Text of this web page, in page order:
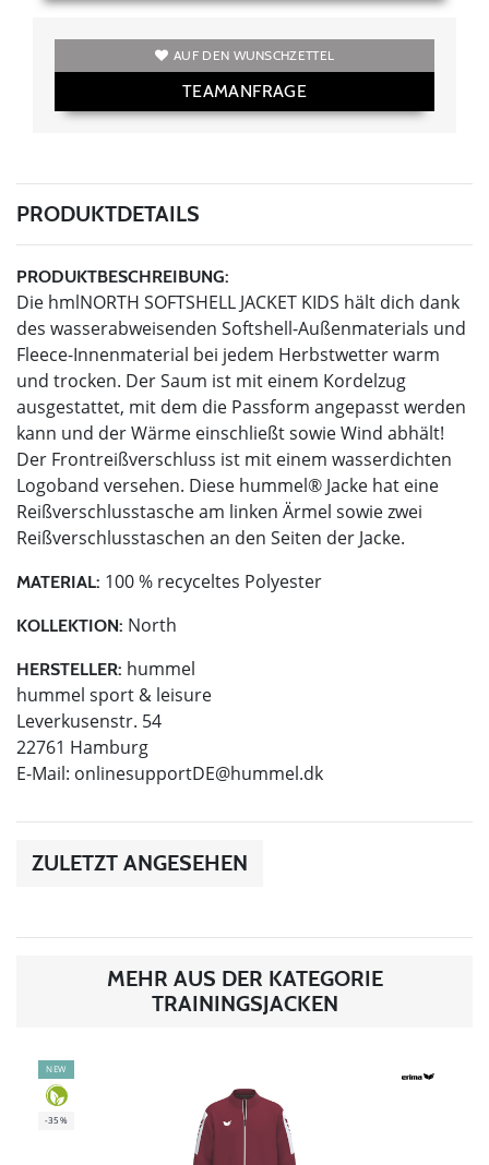
AUF DEN WUNSCHZETTEL
TEAMANFRAGE
PRODUKTDETAILS
PRODUKTBESCHREIBUNG:
Die hmlNORTH SOFTSHELL JACKET KIDS hält dich dank
des wasserabweisenden Softshell-Außenmaterials und
Fleece-Innenmaterial bei jedem Herbstwetter warm
und trocken. Der Saum ist mit einem Kordelzug
ausgestattet, mit dem die Passform angepasst werden
kann und der Wärme einschließt sowie Wind abhält!
Der Frontreißverschluss ist mit einem wasserdichten
Logoband versehen. Diese hummel® Jacke hat eine
Reißverschlusstasche am linken Ärmel sowie zwei
Reißverschlusstaschen an den Seiten der Jacke.
MATERIAL: 100 % recyceltes Polyester
KOLLEKTION: North
HERSTELLER: hummel
hummel sport & leisure
Leverkusenstr. 54
22761 Hamburg
E-Mail: onlinesupportDE@hummel.dk
ZULETZT ANGESEHEN
MEHR AUS DER KATEGORIE
TRAININGSJACKEN
NEW
-35%